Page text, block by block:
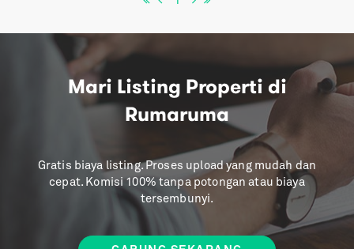
Mari Listing Properti di
Rumaruma
Gratis biaya listing. Proses upload yang mudah dan
cepat. Komisi 100% tanpa potongan atau biaya
tersembunyi.